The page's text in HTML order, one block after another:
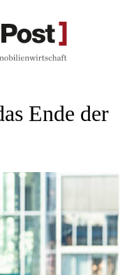
Ende der